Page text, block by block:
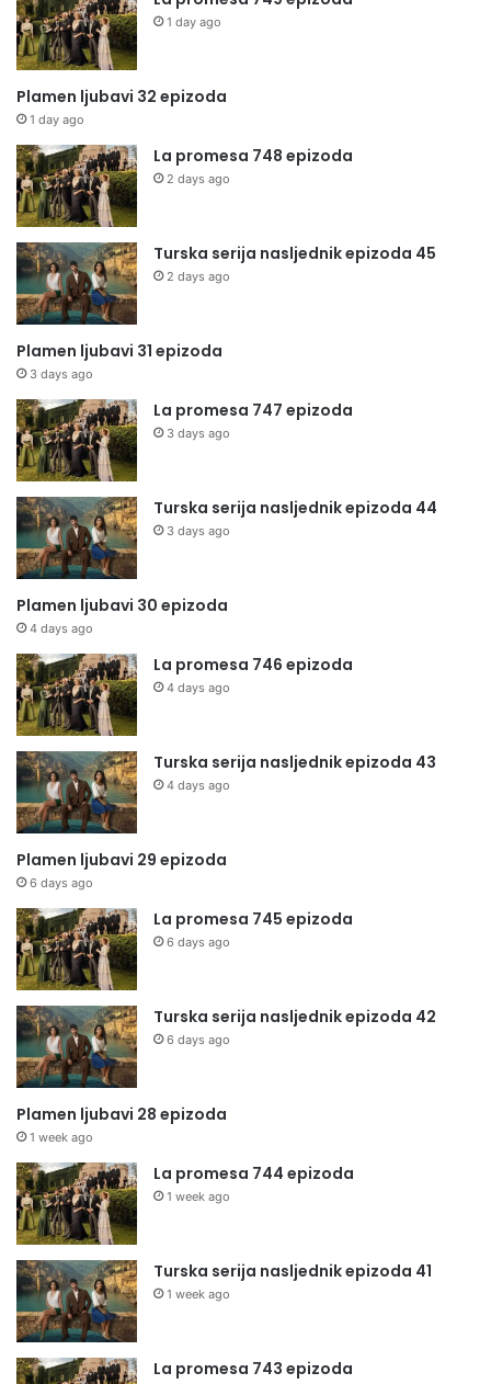
1 day ago
Plamen ljubavi 32 epizoda
1 day ago
La promesa 748 epizoda
2 days ago
Turska serija nasljednik epizoda 45
2 days ago
Plamen ljubavi 31 epizoda
3 days ago
La promesa 747 epizoda
3 days ago
Turska serija nasljednik epizoda 44
3 days ago
Plamen ljubavi 30 epizoda
4 days ago
La promesa 746 epizoda
4 days ago
Turska serija nasljednik epizoda 43
4 days ago
Plamen ljubavi 29 epizoda
6 days ago
La promesa 745 epizoda
6 days ago
Turska serija nasljednik epizoda 42
6 days ago
Plamen ljubavi 28 epizoda
1 week ago
La promesa 744 epizoda
1 week ago
Turska serija nasljednik epizoda 41
1 week ago
La promesa 743 epizoda